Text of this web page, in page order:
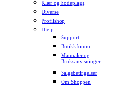
Klær og hodeplagg
Diverse
Profilshop
Hjelp
Support
Butikkforum
Manualer og
Bruksanvisninger
Salgsbetingelser
Om Shoppen